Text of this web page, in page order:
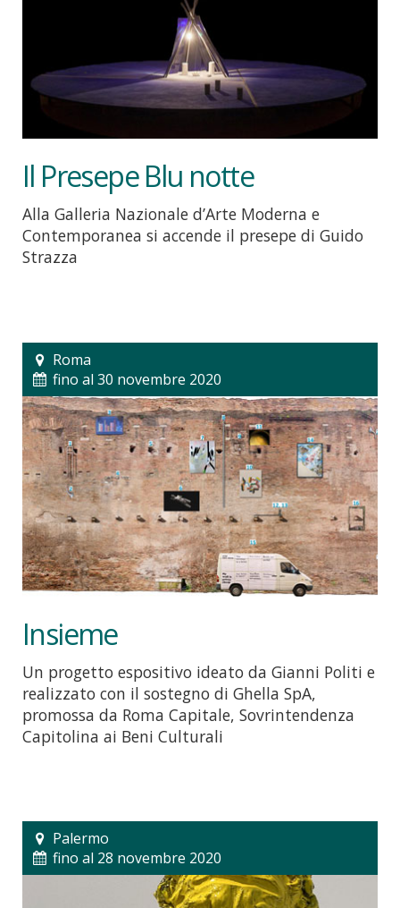
Il Presepe Blu notte
Alla Galleria Nazionale d’Arte Moderna e
Contemporanea si accende il presepe di Guido
Strazza
Roma
fino al 30 novembre 2020
Insieme
Un progetto espositivo ideato da Gianni Politi e
realizzato con il sostegno di Ghella SpA,
promossa da Roma Capitale, Sovrintendenza
Capitolina ai Beni Culturali
Palermo
fino al 28 novembre 2020